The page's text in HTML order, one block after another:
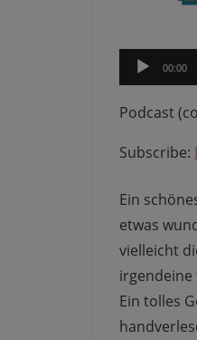
Audio-
Player
00:00
Podcast
Subscribe:
Ein
etwas
vielleicht
irgendeine
Ein tolles